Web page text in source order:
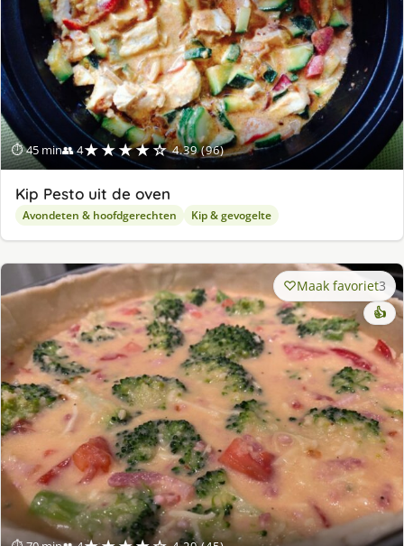
⏱ 45 min👥 4★★★★☆ 4.39 (96)
Kip Pesto uit de oven
Avondeten & hoofdgerechten Kip & gevogelte
Maak favoriet3
👍